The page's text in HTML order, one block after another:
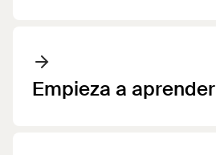
Empieza a aprender